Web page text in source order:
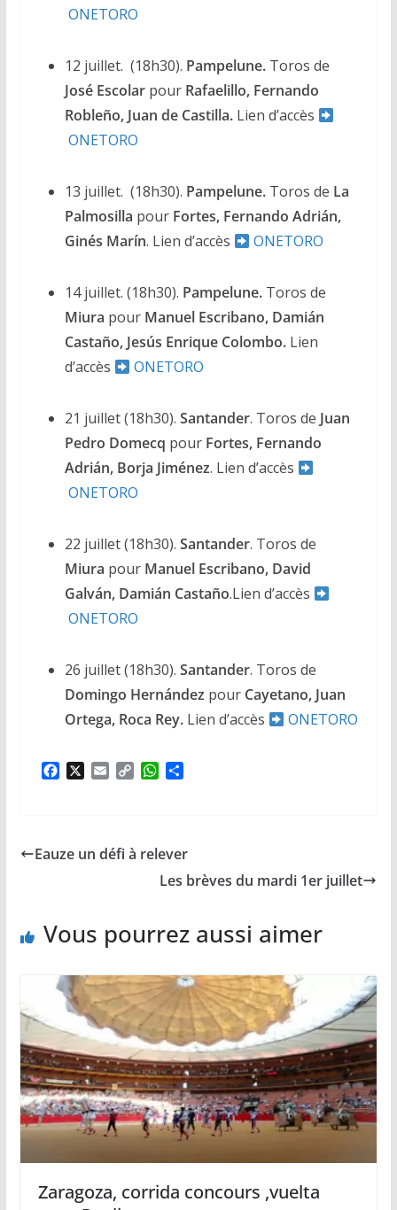
ONETORO
12 juillet. (18h30). Pampelune. Toros de
José Escolarpour Rafaelillo, Fernando
Robleño, Juan de Castilla.Lien d’accès
ONETORO
13 juillet. (18h30). Pampelune. Toros de La
Palmosilla pourFortes, Fernando Adrián,
Ginés Marín. Lien d’accès ONETORO
14 juillet. (18h30). Pampelune. Toros de
Miura pour Manuel Escribano, Damián
Castaño, Jesús Enrique Colombo.Lien
d’accès
ONETORO
21 juillet (18h30). Santander. Toros de Juan
Pedro Domecq pour Fortes, Fernando
Adrián, Borja Jiménez. Lien d’accès
ONETORO
22 juillet (18h30). Santander. Toros de
Miura pour Manuel Escribano, David
Galván, Damián Castaño.Lien d’accès
ONETORO
26 juillet (18h30). Santander. Toros de
Domingo Hernández pour Cayetano, Juan
Ortega, Roca Rey.Lien d’accès ONETORO
F
o
X
E
C
i
W
A
p
P
g
e
Eauze un défi à relever
Les brèves du mardi 1er juillet
Vous pourrez aussi aimer
Zaragoza, corrida concours ,vuelta